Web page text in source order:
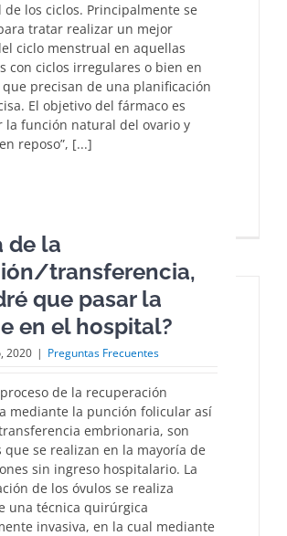
los ciclos. Principalmente se
tratar realizar un mejor
ciclo menstrual en aquellas
con ciclos irregulares o bien en
precisan de una planificación
El objetivo del fármaco es
la función natural del ovario y
reposo”, [...]
de la
transferencia,
que pasar la
en el hospital?
2020 | Preguntas Frecuentes
de la recuperación
mediante la punción folicular así
embrionaria, son
que se realizan en la mayoría de
sin ingreso hospitalario. La
de los óvulos se realiza
una técnica quirúrgica
invasiva, en la cual mediante